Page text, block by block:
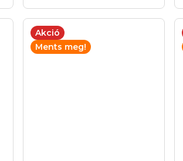
Akció
Ments meg!